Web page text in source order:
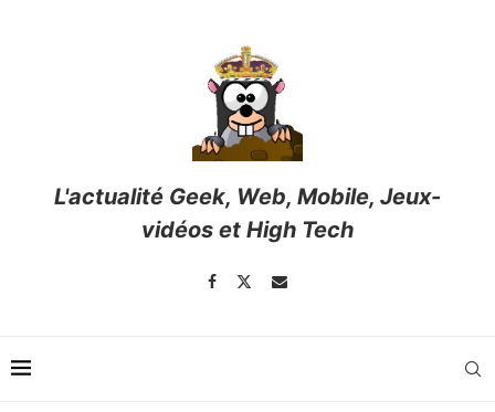
L'actualité Geek, Web, Mobile, Jeux-
vidéos et High Tech